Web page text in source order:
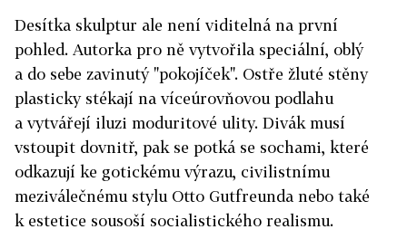
Desítka skulptur ale není viditelná na první
pohled. Autorka pro ně vytvořila speciální, oblý
a do sebe zavinutý "pokojíček". Ostře žluté stěny
plasticky stékají na víceúrovňovou podlahu
a vytvářejí iluzi moduritové ulity. Divák musí
vstoupit dovnitř, pak se potká se sochami, které
odkazují ke gotickému výrazu, civilistnímu
meziválečnému stylu Otto Gutfreunda nebo také
k estetice sousoší socialistického realismu.